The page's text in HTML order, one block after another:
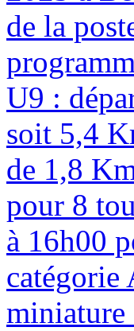
de la
U9 :
soit 5,4
de 1,8
pour 8
à 16h00
catégorie
miniature